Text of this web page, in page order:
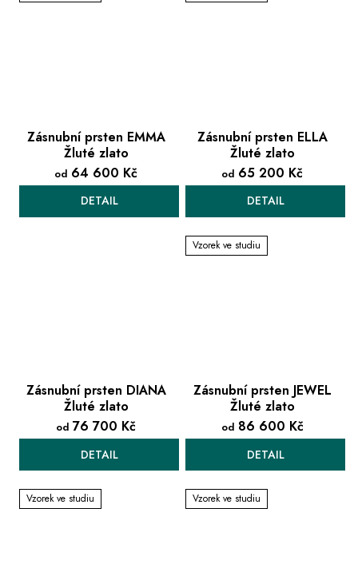
Zásnubní prsten EMMA
Žluté zlato
od 64 600 Kč
DETAIL
Zásnubní prsten ELLA
Žluté zlato
od 65 200 Kč
DETAIL
Zásnubní prsten DIANA
Žluté zlato
od 76 700 Kč
DETAIL
Vzorek ve studiu
Zásnubní prsten JEWEL
Žluté zlato
od86 600 Kč
DETAIL
Vzorek ve studiu Vzorek ve studiu